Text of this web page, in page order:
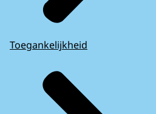
Toegankelijkheid